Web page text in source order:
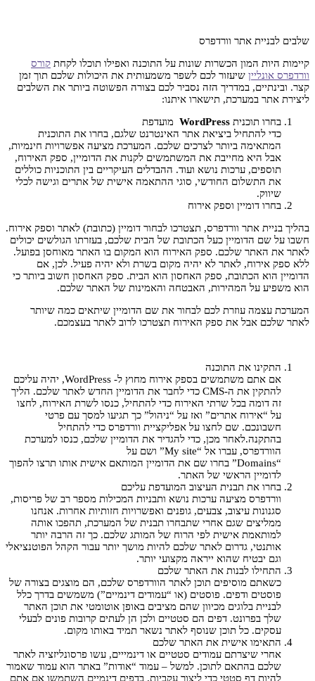
שלבים לבניית אתר וורדפרס
קיימות היות המון הכשרות שונות על התוכנה ואפילו תוכלו לקחת קורס
וורדפרס אונליין שיעזור לכם לשפר משמעותית את היכולות שלכם תוך זמן
קצר. ובינתיים, במדריך הזה נסביר לכם בצורה הפשוטה ביותר את השלבים
ליצירת אתר במערכת, תישארו איתנו:
בחרו תוכנית WordPress מועדפת
כדי להתחיל ביציאת אתר האינטרנט שלגם, בחרו את התוכנית
המתאימה ביותר לצרכים שלכם. המערכת מציעה אפשרויות חינמיות,
אבל היא מחייבת את המשתמשים לקנות את הדומיין, ספק האירוח,
תוספים, ערכות נושא ועוד. ההבדלים העיקריים בין התוכניות כוללים
את התשלום החודשי, סוגי ההתאמה אישית של אתרים וגישה לכלי
שיווק.
בחרו דומיין וספק אירוח
בהליך בניית אתר וורדפרס, תצטרכו לבחור דומיין (כתובת) לאתר וספק אירוח.
חשבו על שם הדומיין כעל הכתובת של הבית שלכם, בעזרתו הגולשים יכולים
לאתר את האתר שלכם. ספק האירוח הוא המקום בו האתר מאוחסן בפועל.
ללא ספק אירוח, לאתר לא יהיה מקום בשרת ולא יהיה פעיל. לכן, אם
הדומיין הוא הכתובת, ספק האחסון הוא הבית. ספק האחסון חשוב ביותר כי
הוא משפיע על המהירות, האבטחה והאמינות של האתר שלכם.
המערכת עצמה עוזרת לכם לבחור את שם הדומיין שיתאים כמה שיותר
לאתר שלכם אבל את ספק האירוח תצטרכו לרוב לאתר בעצמכם.
התקינו את התוכנה
אם אתם משתמשים בספק אירוח מחוץ ל- WordPress, יהיה עליכם
להתקין את ה-CMS כדי לחבר את הדומיין החדש לאתר שלכם. הליך
זה דומה בכל שרתי האירוח כדי להתחיל, כנסו לשרת האירוח, לחצו
על “אירוח אתרים” ואז על “ניהול” כך תגיעו למסך עם פרטי
חשבונכם. שם לחצו על אפליקציית וורדפרס כדי להתחיל
בהתקנה.לאחר מכן, כדי להגדיר את הדומיין שלכם, כנסו למערכת
הוורדפרס, עברו אל “My site” ושם על
“Domains” בחרו שם את הדומיין המותאם אישית אותו תרצו להפוך
לדומיין הראשי של האתר.
בחרו את תבנית העיצוב המועדפת עליכם
וורדפרס מציעה ערכות נושא ותבניות המכילות מספר רב של פריסות,
סגנונות עיצוב, צבעים, גופנים ואפשרויות חזותיות אחרות. אנחנו
ממליצים שגם אחרי שתבחרו תבנית של המערכת, תהפכו אותה
למותאמת אישית לפי הרוח של המותג שלכם. כך זה הרבה יותר
אותנטי, גדרום לאתר שלכם להיות מושך יותר עבור הקהל הפוטנציאלי
וגם יבטיח שהוא ייראה מקצועי יותר.
התחילו לבנות את האתר שלכם
כשאתם מוסיפים תוכן לאתר הוורדפרס שלכם, הם מוצגים בצורה של
פוסטים ודפים. פוסטים (או “עמודים דינמיים”) משמשים בדרך כלל
לבניית בלוגים מכיוון שהם מציבים באופן אוטומטי את תוכן האתר
שלך בפרונט. דפים הם סטטיים ולכן הן לעתים קרובות פונים לבעלי
עסקים. כל תוכן שנוסף לאתר נשאר תמיד באותו מקום.
התאימו אישית את האתר שלכם
אחרי שיצרתם עמודים סטטיים או דינמייים, עשו פרסונליזציה לאתר
שלכם בהתאם לתוכן. למשל – עמוד “אודות” באתר הוא עמוד שאמור
להיות דף סטטי כדי ליצור עקביות. בדפים דינמיים השתמשו אם אתם